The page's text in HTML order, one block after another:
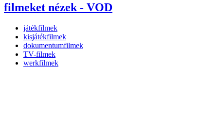
filmeket nézek - VOD
játékfilmek
kisjátékfilmek
dokumentumfilmek
TV-filmek
werkfilmek